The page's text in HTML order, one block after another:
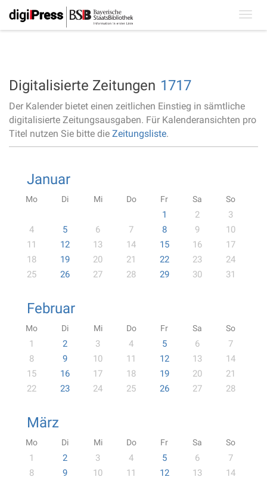
Digitalisierte Zeitungen 1717
Der Kalender bietet einen zeitlichen Einstieg in sämtliche
digitalisierte Zeitungsausgaben. Für Kalenderansichten pro
Titel nutzen Sie bitte die Zeitungsliste.
Januar
Mo Di Mi Do Fr Sa So
1 2
3
4
5 6 7 8 9
10
11
12 13 14 15 16
17
18
19 20 21 22 23
24
25
26 27 28 29 30 31
Februar
Mo Di Mi Do Fr Sa So
1 2 3 4 5 6
7
8
9 10 11 12 13
14
15
16 17 18 19 20
21
22
23 24 25 26 27 28
März
Mo Di Mi Do Fr Sa So
1 2 3 4 5 6
7
8
9 10 11 12 13
14